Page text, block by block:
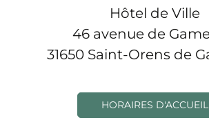
Hôtel de Ville
46 avenue de
31650 Saint-Orens de
HORAIRES D'ACCUEIL